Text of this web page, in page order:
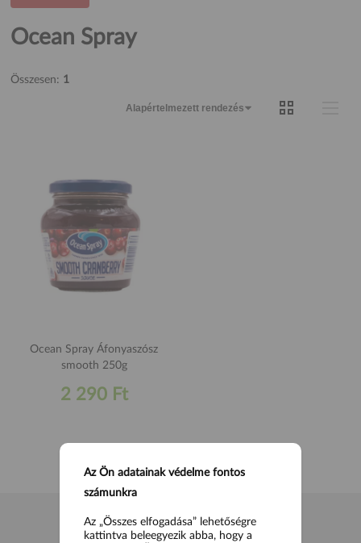
Ocean Spray
Összesen: 1
Ocean Spray Áfonyaszósz
smooth 250g
2 290 Ft
Az Ön adatainak védelme fontos
számunkra
Az „Összes elfogadása” lehetőségre
kattintva beleegyezik abba, hogy a